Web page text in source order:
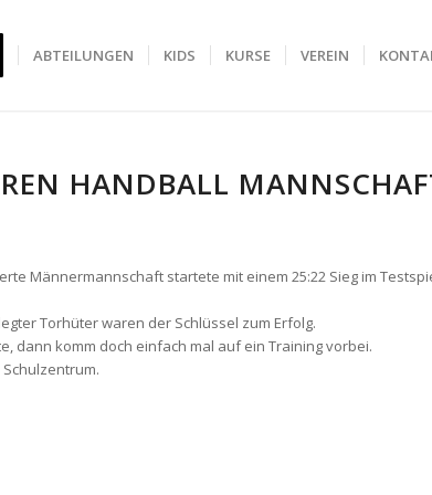
ABTEILUNGEN KIDS KURSE VEREIN
HANDBALL
Männermannschaft startete mit einem 25:22 Sieg im
Torhüter waren der Schlüssel zum Erfolg.
dann komm doch einfach mal auf ein Training vorbei.